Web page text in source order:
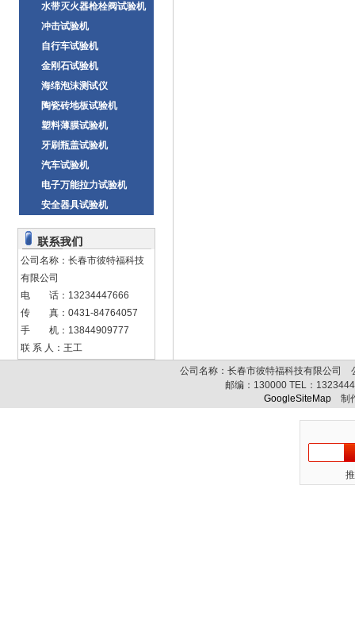
水带灭火器枪栓阀试验机
冲击试验机
自行车试验机
金刚石试验机
海绵泡沫测试仪
陶瓷砖地板试验机
塑料薄膜试验机
牙刷瓶盖试验机
汽车试验机
电子万能拉力试验机
安全器具试验机
公司名称：长春市彼特福科技
有限公司
电 话：13234447666
传 真：0431-84764057
手 机：13844909777
联 系 人：王工
公司名称：长春市彼特福科技有限公司
邮编： 130000TEL：
GoogleSiteMap 制